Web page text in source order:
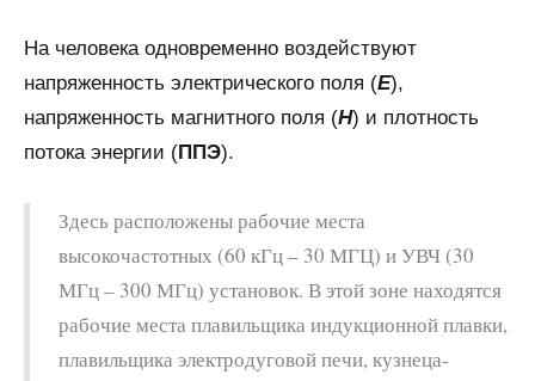
На человека одновременно воздействуют
напряженность электрического поля (Е),
напряженность магнитного поля (Н) и плотность
потока энергии (ППЭ).
Здесь расположены рабочие места
высокочастотных (60 кГц – 30 МГЦ) и УВЧ (30
МГц – 300 МГц) установок. В этой зоне находятся
рабочие места плавильщика индукционной плавки,
плавильщика электродуговой печи, кузнеца-